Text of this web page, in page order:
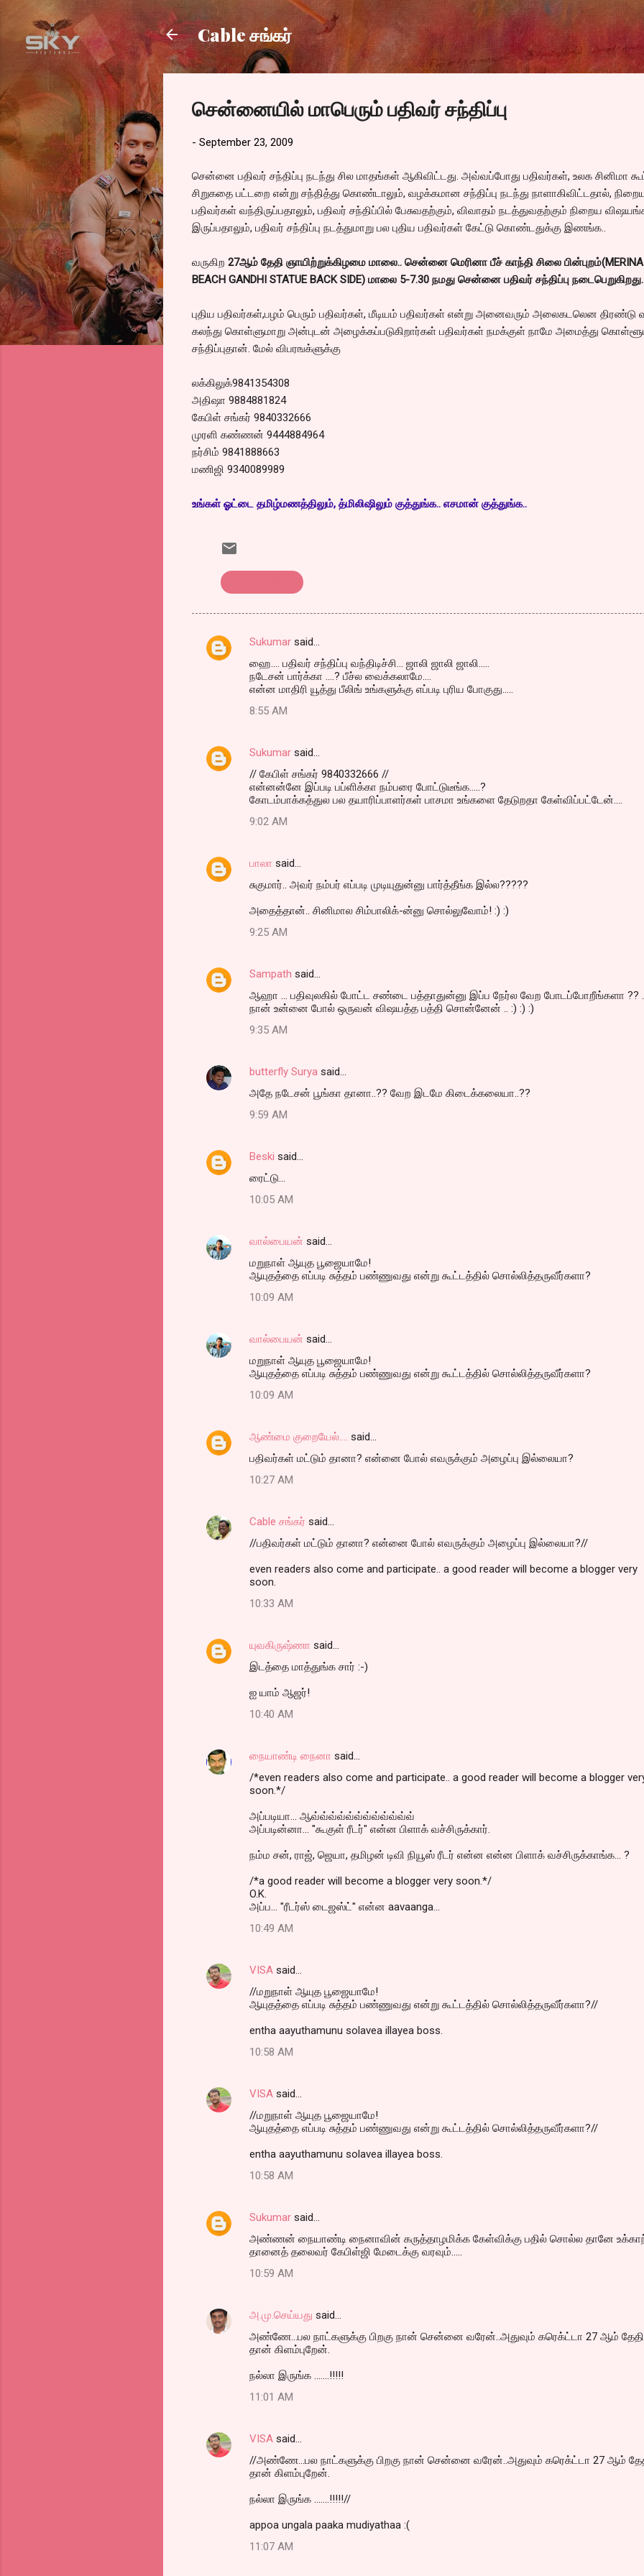
Skip to main content
Cable சங்கர்
சென்னையில் மாபெரும் பதிவர் சந்திப்பு
- September 23, 2009
சென்னை பதிவர் சந்திப்பு நடந்து சில மாதங்கள் ஆகிவிட்டது. அவ்வப்போது பதிவர்கள், உலக சினிமா
சிறுகதை பட்டறை என்று சந்தித்து கொண்டாலும், வழக்கமான சந்திப்பு நடந்து நாளாகிவிட்டதால், நிறைய
பதிவர்கள் வந்திருப்பதாலும், பதிவர் சந்திப்பில் பேசுவதற்கும், விவாதம் நடத்துவதற்கும் நிறைய
இருப்பதாலும், பதிவர் சந்திப்பு நடத்துமாறு பல புதிய பதிவர்கள் கேட்டு கொண்டதுக்கு இணங்க..
வருகிற 27ஆம் தேதி ஞாயிற்றுக்கிழமை மாலை.. சென்னை மெரினா பீச் காந்தி சிலை பின்புறம்(MERINA
BEACH GANDHI STATUE BACK SIDE) மாலை 5-7.30 நமது சென்னை பதிவர் சந்திப்பு நடைபெறுகிறது.
புதிய பதிவர்கள்,பழம் பெரும் பதிவர்கள், மீடியம் பதிவர்கள் என்று அனைவரும் அலைகடலென திரண்டு
கலந்து கொள்ளுமாறு அன்புடன் அழைக்கப்படுகிறார்கள் பதிவர்கள் நமக்குள் நாமே அமைத்து
சந்திப்புதான். மேல் விபரஙக்ளுக்கு
லக்கிலுக்9841354308
அதிஷா 9884881824
கேபிள் சங்கர் 9840332666
முரளி கண்ணன் 9444884964
நர்சிம் 9841888663
மணிஜி 9340089989
உங்கள் ஓட்டை தமிழ்மணத்திலும், த்மிலிஷிலும் குத்துங்க.. எசமான் குத்துங்க..
C
n
t
Sukumar said…
ஹை.... பதிவர் சந்திப்பு வந்திடிச்சி... ஜாலி ஜாலி ஜாலி.....
நடேசன் பார்க்கா ....? பீச்ல வைக்கலாமே....
என்ன மாதிரி யூத்து பீலிங் உங்களுக்கு எப்படி புரிய போகுது.....
8:55 AM
Sukumar said…
// கேபிள் சங்கர் 9840332666 //
என்னன்னே இப்படி பப்ளிக்கா நம்பரை போட்டுடீங்க.....?
கோடம்பாக்கத்துல பல தயாரிப்பாளர்கள் பாசமா உங்களை தேடுறதா கேள்விப்பட்டேன்....
9:02 AM
பாலா said…
சுகுமார்.. அவர் நம்பர் எப்படி முடியுதுன்னு பார்த்தீங்க இல்ல?????
அதைத்தான்.. சினிமால சிம்பாலிக்-ன்னு சொல்லுவோம்! :) :)
9:25 AM
Sampath said…
ஆஹா ... பதிவுலகில் போட்ட சண்டை பத்தாதுன்னு இப்ப நேர்ல வேற போடப்போறீங்களா ??
நான் உன்னை போல் ஒருவன் விஷயத்த பத்தி சொன்னேன் .. :) :) :)
9:35 AM
butterfly Surya said…
அதே நடேசன் பூங்கா தானா..?? வேற இடமே கிடைக்கலையா..??
9:59 AM
Beski said…
ரைட்டு...
10:05 AM
வால்பையன் said…
மறுநாள் ஆயுத பூஜையாமே!
ஆயுதத்தை எப்படி சுத்தம் பண்ணுவது என்று கூட்டத்தில் சொல்லித்தருவீர்களா?
10:09 AM
வால்பையன் said…
மறுநாள் ஆயுத பூஜையாமே!
ஆயுதத்தை எப்படி சுத்தம் பண்ணுவது என்று கூட்டத்தில் சொல்லித்தருவீர்களா?
10:09 AM
ஆண்மை குறையேல்.... said…
ப‌திவ‌ர்க‌ள் ம‌ட்டும் தானா? என்னை போல் எவ‌ருக்கும் அழைப்பு இல்லையா?
10:27 AM
Cable சங்கர் said…
//ப‌திவ‌ர்க‌ள் ம‌ட்டும் தானா? என்னை போல் எவ‌ருக்கும் அழைப்பு இல்லையா?//
even readers also come and participate.. a good reader will become a blogger very
soon.
10:33 AM
யுவகிருஷ்ணா said…
இடத்தை மாத்துங்க சார் :-)
ஐ யாம் ஆஜர்!
10:40 AM
நையாண்டி நைனா said…
/*even readers also come and participate.. a good reader will become a blogger
soon.*/
அப்படியா... ஆவ்வ்வ்வ்வ்வ்வ்வ்வ்வ்வ்வ்
அப்படின்னா... "கூகுள் ரீடர்" என்ன பிளாக் வச்சிருக்கார்.
நம்ம சன், ராஜ், ஜெயா, தமிழன் டிவி நியூஸ் ரீடர் என்ன என்ன பிளாக் வச்சிருக்காங்க... ?
/*a good reader will become a blogger very soon.*/
O.K.
அப்ப... "ரீடர்ஸ் டைஜஸ்ட்" என்ன aavaanga...
10:49 AM
VISA said…
//மறுநாள் ஆயுத பூஜையாமே!
ஆயுதத்தை எப்படி சுத்தம் பண்ணுவது என்று கூட்டத்தில் சொல்லித்தருவீர்களா?//
entha aayuthamunu solavea illayea boss.
10:58 AM
VISA said…
//மறுநாள் ஆயுத பூஜையாமே!
ஆயுதத்தை எப்படி சுத்தம் பண்ணுவது என்று கூட்டத்தில் சொல்லித்தருவீர்களா?//
entha aayuthamunu solavea illayea boss.
10:58 AM
Sukumar said…
அண்ணன் நையாண்டி நைனாவின் கருத்தாழமிக்க கேள்விக்கு பதில் சொல்ல தானே
தானைத் தலைவர் கேபிள்ஜி மேடைக்கு வரவும்.....
10:59 AM
அ.மு.செய்யது said…
அண்ணே...பல நாட்களுக்கு பிறகு நான் சென்னை வரேன்..அதுவும் கரெக்ட்டா 27 ஆம் தேதி
தான் கிளம்புறேன்.
நல்லா இருங்க .......!!!!!
11:01 AM
VISA said…
//அண்ணே...பல நாட்களுக்கு பிறகு நான் சென்னை வரேன்..அதுவும் கரெக்ட்டா 27 ஆம்
தான் கிளம்புறேன்.
நல்லா இருங்க .......!!!!!//
appoa ungala paaka mudiyathaa :(
11:07 AM